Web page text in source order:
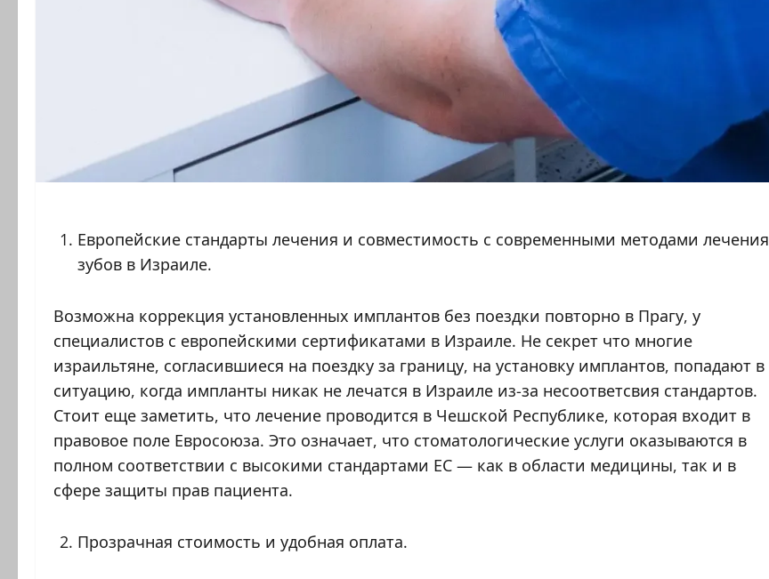
Европейские стандарты лечения и совместимость с современными методами лечения
зубов в Израиле.
Возможна коррекция установленных имплантов без поездки повторно в Прагу, у
специалистов с европейскими сертификатами в Израиле. Не секрет что многие
израильтяне, согласившиеся на поездку за границу, на установку имплантов, попадают в
ситуацию, когда импланты никак не лечатся в Израиле из-за несоответсвия стандартов.
Стоит еще заметить, что лечение проводится в Чешской Республике, которая входит в
правовое поле Евросоюза. Это означает, что стоматологические услуги оказываются в
полном соответствии с высокими стандартами ЕС — как в области медицины, так и в
сфере защиты прав пациента.
Прозрачная стоимость и удобная оплата.